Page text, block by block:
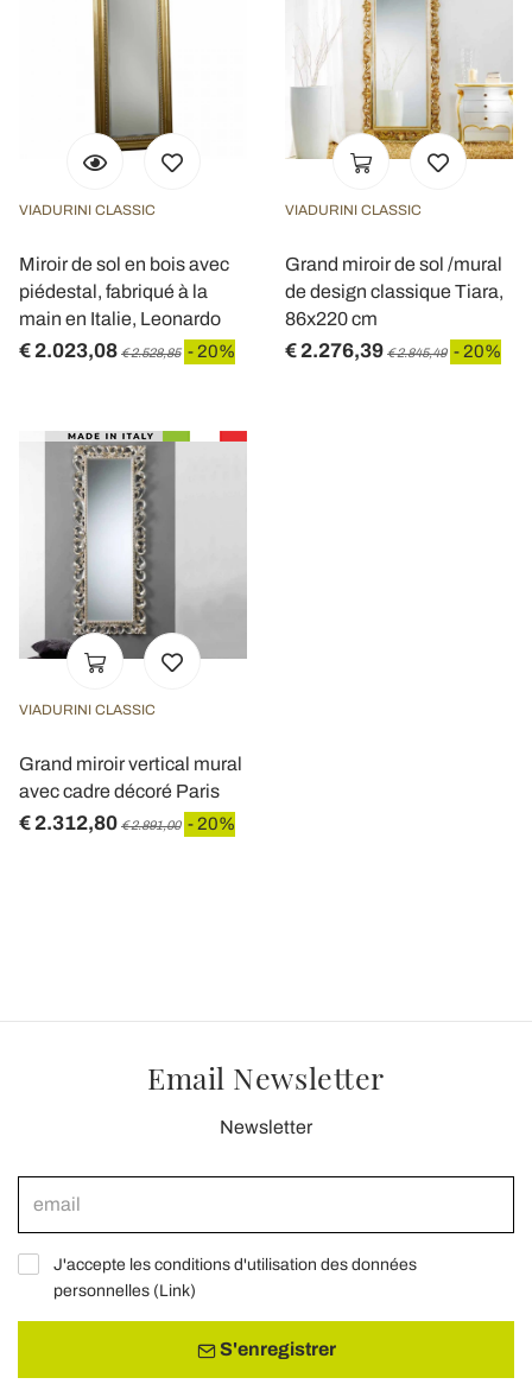
raccolto dal suo utilizzo dei loro servizi.
VIADURINI CLASSIC
Miroir de sol en bois avec
piédestal, fabriqué à la
main en Italie, Leonardo
€ 2.023,08 € 2.528,85 - 20%
VIADURINI CLASSIC
Grand miroir de sol /mural
de design classique Tiara,
86x220 cm
€ 2.276,39 € 2.845,49 - 20%
VIADURINI CLASSIC
Grand miroir vertical mural
avec cadre décoré Paris
€ 2.312,80 € 2.891,00 - 20%
Email Newsletter
Newsletter
J'accepte les conditions d'utilisation des données
personnelles (Link)
S'enregistrer